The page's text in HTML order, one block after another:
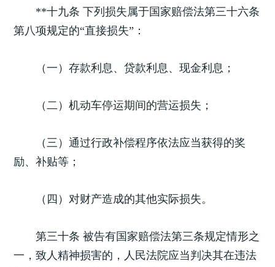
**十九条 下列损失属于国家赔偿法第三十六条
第八项规定的“直接损失”：
（一）存款利息、贷款利息、现金利息；
（二）机动车停运期间的营运损失；
（三）通过行政补偿程序依法应当获得的奖
励、补贴等；
（四）对财产造成的其他实际损失。
第三十条 被告有国家赔偿法第三条规定情形之
一，致人精神损害的，人民法院应当判决其在违法